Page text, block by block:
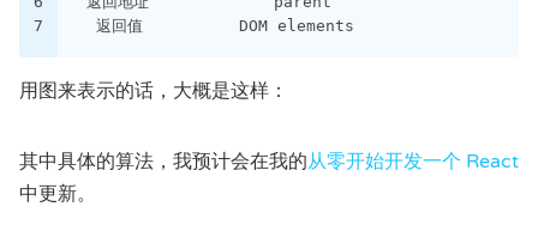
7
  返回值          DOM elements
用图来表示的话，大概是这样：
其中具体的算法，我预计会在我的从零开始开发一个 React
中更新。